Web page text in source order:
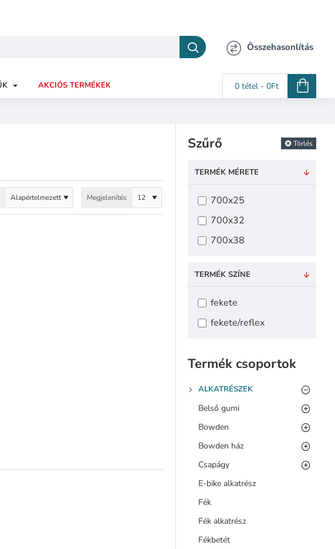
Összehasonlítás
AKCIÓS TERMÉKEK 0 tétel - 0Ft
Megjelenítés
Szűrő Törlés
TERMÉK MÉRETE
700x25
700x32
700x38
TERMÉK SZÍNE
fekete
fekete/reflex
Termék csoportok
ALKATRÉSZEK
Belső gumi
Bowden
Bowden ház
Csapágy
E-bike alkatrész
Fék
Fék alkatrész
Fékbetét